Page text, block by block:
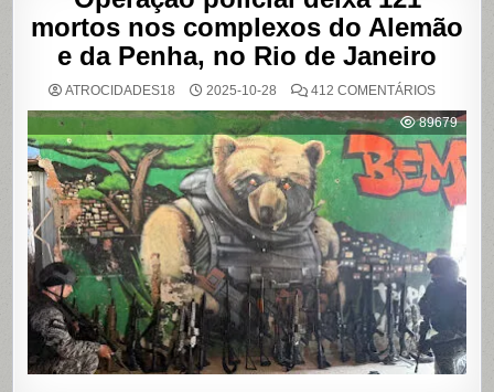
mortos nos complexos do Alemão
e da Penha, no Rio de Janeiro
ATROCIDADES18 2025-10-28 412 COMENTÁRIOSEM
POLICIAL
DEIXA
121
MORTOS
NOS
DO
ALEMÃO
PENHA,
NO
RIO
89679